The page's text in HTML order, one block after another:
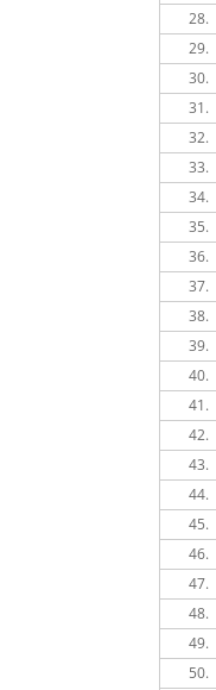
28.
29.
30.
31.
32.
33.
34.
35.
36.
37.
38.
39.
40.
41.
42.
43.
44.
45.
46.
47.
48.
49.
50.